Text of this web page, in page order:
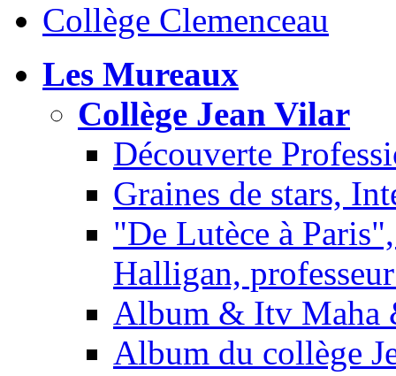
Collège Clemenceau
Les Mureaux
Collège Jean Vilar
Découverte
Graines de stars,
"De Lutèce à
Halligan,
Album & Itv Maha
Album du collège